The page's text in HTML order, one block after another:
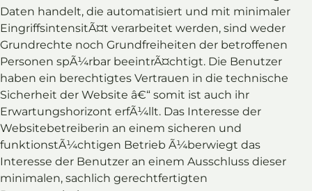
Daten handelt, die automatisiert und mit minimaler
EingriffsintensitÃ¤t verarbeitet werden, sind weder
Grundrechte noch Grundfreiheiten der betroffenen
Personen spÃ¼rbar beeintrÃ¤chtigt. Die Benutzer
haben ein berechtigtes Vertrauen in die technische
Sicherheit der Website â€“ somit ist auch ihr
Erwartungshorizont erfÃ¼llt. Das Interesse der
Websitebetreiberin an einem sicheren und
funktionstÃ¼chtigen Betrieb Ã¼berwiegt das
Interesse der Benutzer an einem Ausschluss dieser
minimalen, sachlich gerechtfertigten